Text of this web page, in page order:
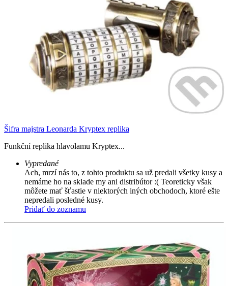
Šifra majstra Leonarda Kryptex replika
Funkční replika hlavolamu Kryptex...
Vypredané
Ach, mrzí nás to, z tohto produktu sa už predali všetky kusy a
nemáme ho na sklade my ani distribútor :( Teoreticky však
môžete mať šťastie v niektorých iných obchodoch, ktoré ešte
nepredali posledné kusy.
Pridať do zoznamu